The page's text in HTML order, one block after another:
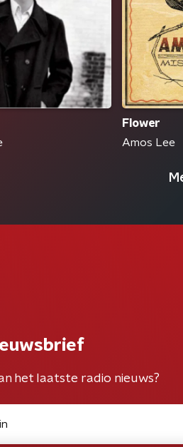
Flower
Amos Lee
het laatste radio nieuws?